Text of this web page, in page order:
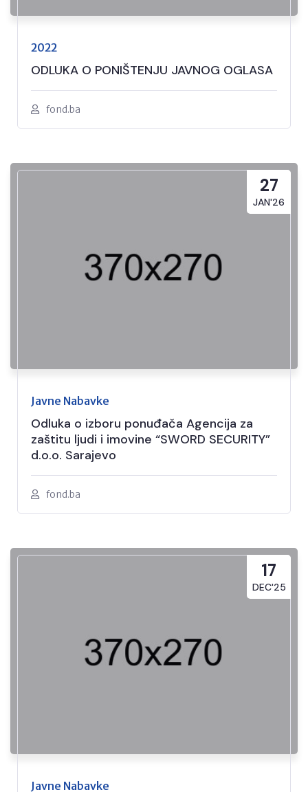
2022
ODLUKA O PONIŠTENJU JAVNOG OGLASA
fond.ba
27
JAN'26
Javne Nabavke
Odluka o izboru ponuđača Agencija za
zaštitu ljudi i imovine “SWORD SECURITY”
d.o.o. Sarajevo
fond.ba
17
DEC'25
Javne Nabavke